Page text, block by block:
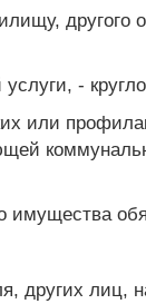
другого
-
или
имущества
других лиц,